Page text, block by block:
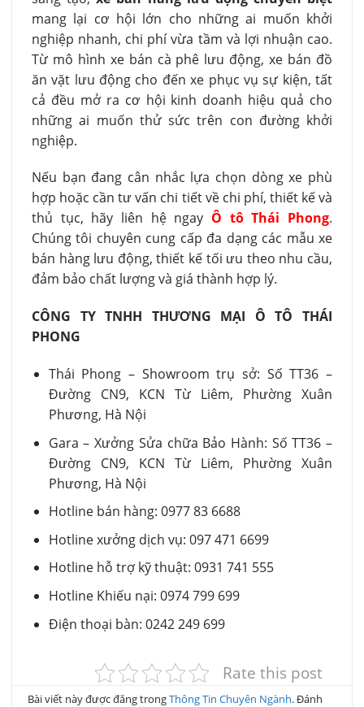
mang lại cơ hội lớn cho những ai muốn khởi
nghiệp nhanh, chi phí vừa tầm và lợi nhuận cao.
Từ mô hình xe bán cà phê lưu động, xe bán đồ
ăn vặt lưu động cho đến xe phục vụ sự kiện, tất
cả đều mở ra cơ hội kinh doanh hiệu quả cho
những ai muốn thử sức trên con đường khởi
nghiệp.
Nếu bạn đang cân nhắc lựa chọn dòng xe phù
hợp hoặc cần tư vấn chi tiết về chi phí, thiết kế và
thủ tục, hãy liên hệ ngay Ô tô Thái Phong.
Chúng tôi chuyên cung cấp đa dạng các mẫu xe
bán hàng lưu động, thiết kế tối ưu theo nhu cầu,
đảm bảo chất lượng và giá thành hợp lý.
CÔNG TY TNHH THƯƠNG MẠI Ô TÔ THÁI
PHONG
Thái Phong – Showroom trụ sở: Số TT36 –
Đường CN9, KCN Từ Liêm, Phường Xuân
Phương, Hà Nội
Gara – Xưởng Sửa chữa Bảo Hành: Số TT36 –
Đường CN9, KCN Từ Liêm, Phường Xuân
Phương, Hà Nội
Hotline bán hàng: 0977 83 6688
Hotline xưởng dịch vụ: 097 471 6699
Hotline hỗ trợ kỹ thuật: 0931 741 555
Hotline Khiếu nại: 0974 799 699
Điện thoại bàn: 0242 249 699
Rate this post
Bài viết này được đăng trongThông Tin Chuyên Ngành. Đánh